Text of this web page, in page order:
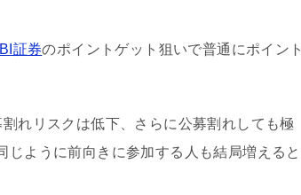
証券のポイントゲット狙いで普通にポイント
割れリスクは低下、さらに公募割れしても極
ように前向きに参加する人も結局増えると